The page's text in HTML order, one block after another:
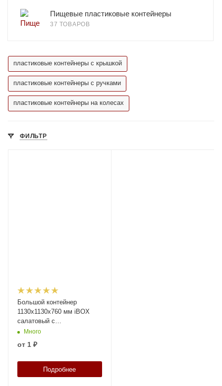
Пищевые пластиковые контейнеры
37 ТОВАРОВ
пластиковые контейнеры с крышкой
пластиковые контейнеры с ручками
пластиковые контейнеры на колесах
ФИЛЬТР
Большой контейнер
1130x1130x760 мм iBOX
салатовый c
перфорированными
стенками и дном, на
ножках
Много
от 1 ₽
Подробнее